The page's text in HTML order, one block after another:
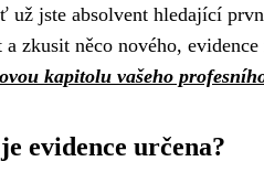
jste absolvent hledající
zkusit něco nového,
kapitolu vašeho
evidence určena?